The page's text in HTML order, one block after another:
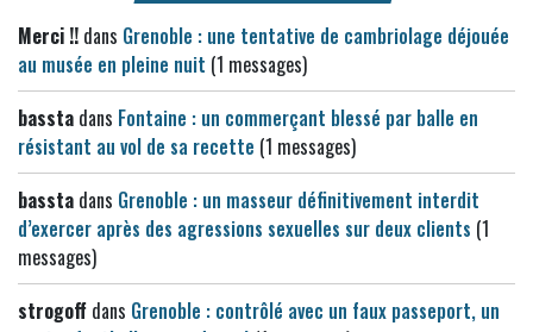
Merci !! dans Grenoble : une tentative de cambriolage déjouée
au musée en pleine nuit (1 messages)
bassta dans Fontaine : un commerçant blessé par balle en
résistant au vol de sa recette (1 messages)
bassta dans Grenoble : un masseur définitivement interdit
d’exercer après des agressions sexuelles sur deux clients (1
messages)
strogoff dans Grenoble : contrôlé avec un faux passeport, un